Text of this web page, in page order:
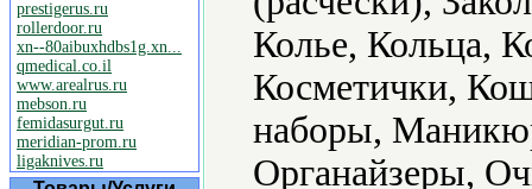
prestigerus.ru
rollerdoor.ru
xn--80aibuxhdbs1g.xn...
qmedical.co.il
www.arealrus.ru
mebson.ru
femidasurgut.ru
meridian-prom.ru
ligaknives.ru
Колье, Кольца,
Косметички,
наборы,
Органайзеры,